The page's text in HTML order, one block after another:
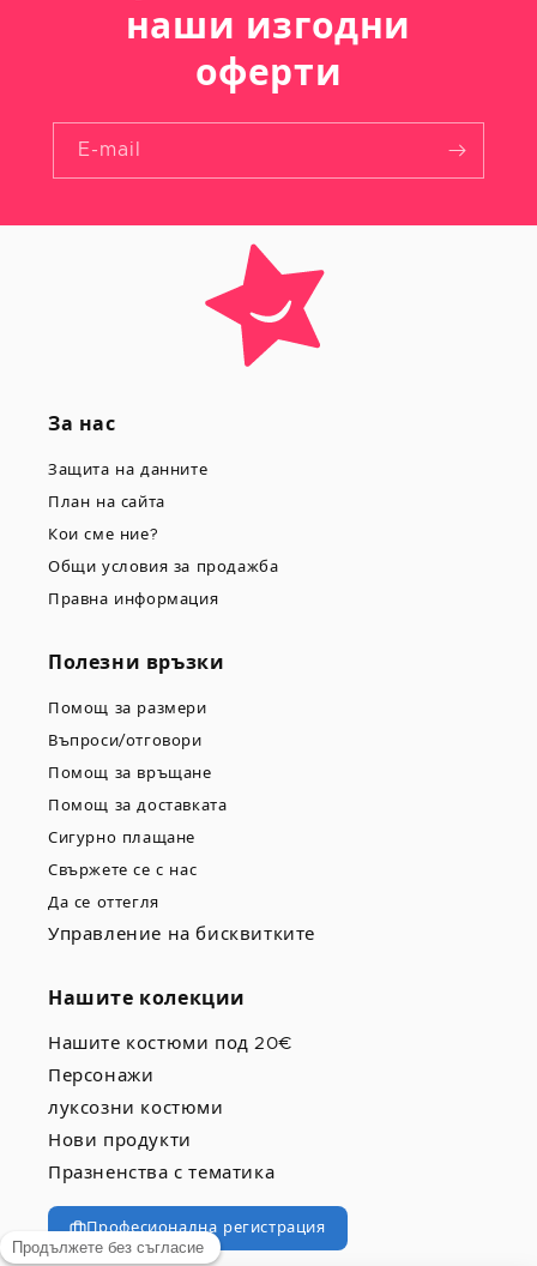
наши изгодни
оферти
E-mail
За нас
Защита на данните
План на сайта
Кои сме ние?
Общи условия за продажба
Правна информация
Полезни връзки
Помощ за размери
Въпроси/отговори
Помощ за връщане
Помощ за доставката
Сигурно плащане
Свържете се с нас
Да се оттегля
Управление на бисквитките
Нашите колекции
Нашите костюми под 20€
Персонажи
луксозни костюми
Нови продукти
Празненства с тематика
Професионална регистрация